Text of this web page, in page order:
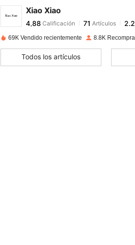
Xiao Xiao
4,88Calificación
Y***apagó Hace 1 día
69K Vendido recientemente 8.8K Recompra
Todos los artículos